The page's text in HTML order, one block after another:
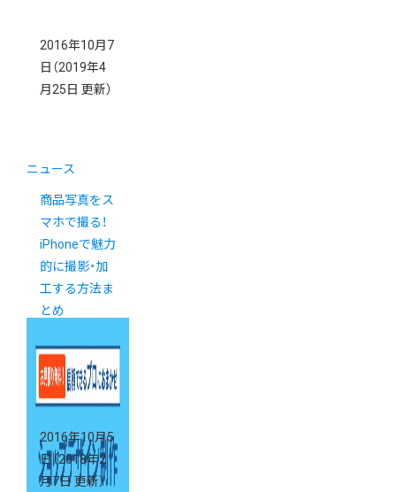
2016年10月7
日 （2019年4
月25日 更新）
ニュース
商品写真をス
マホで撮る！
iPhoneで魅力
的に撮影・加
工する方法ま
とめ
2016年10月5
日 （2018年2
月7日 更新）